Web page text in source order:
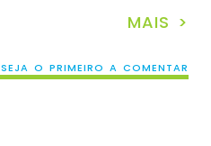
MAIS >
SEJA O PRIMEIRO A COMENTAR